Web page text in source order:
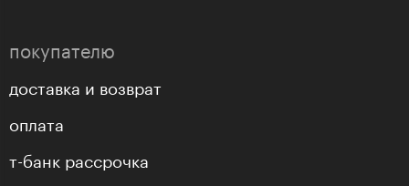
покупателю
доставка и возврат
оплата
т-банк рассрочка